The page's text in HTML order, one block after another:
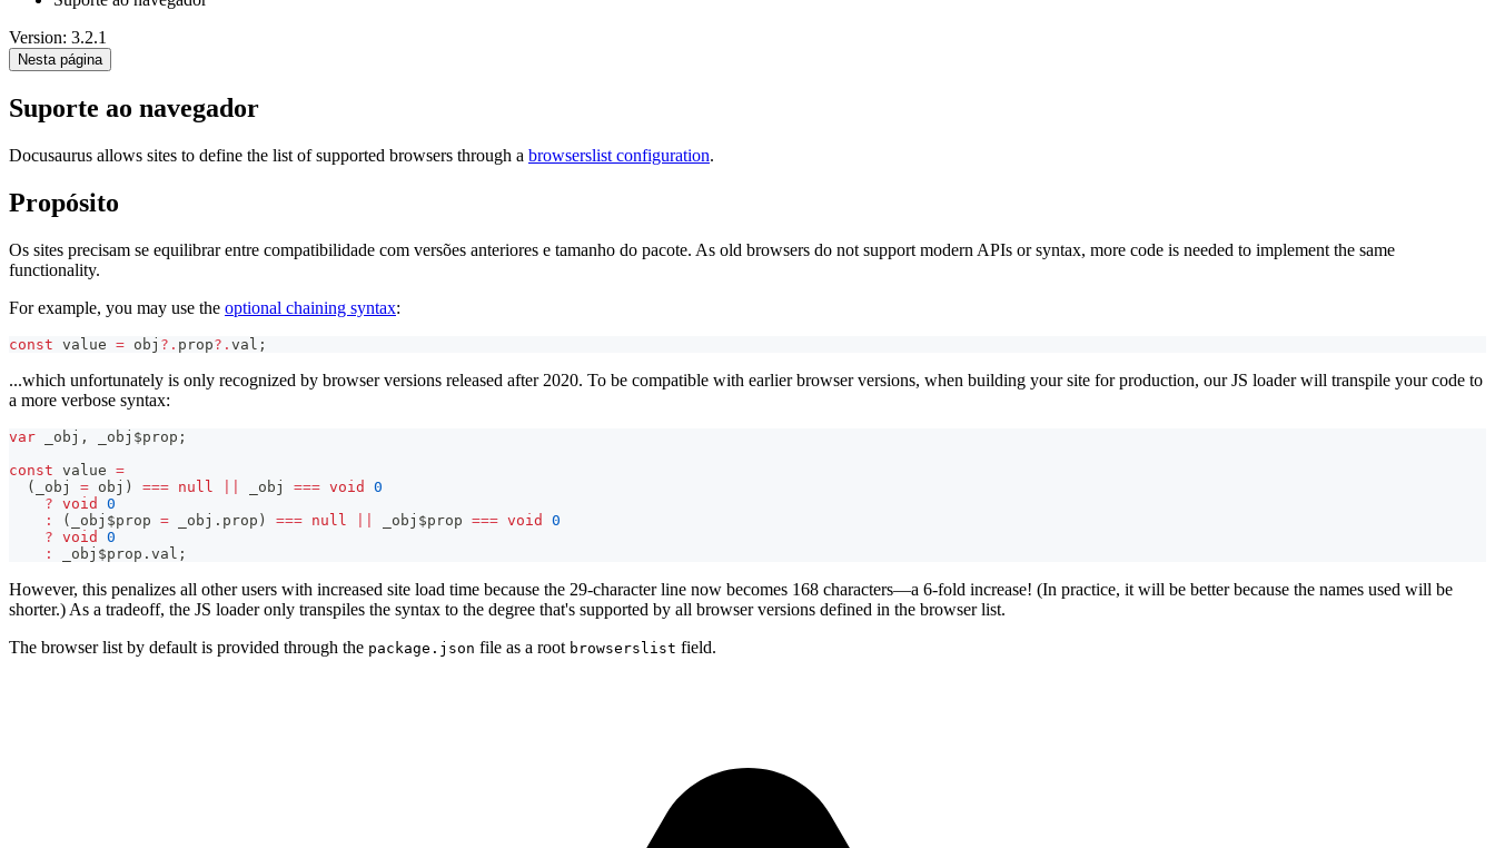
Version: 3.2.1
Nesta página
Suporte ao navegador
Docusaurus allows sites to define the list of supported browsers through a browserslist configuration.
Propósito
Os sites precisam se equilibrar entre compatibilidade com versões anteriores e tamanho do pacote. As old browsers do not support modern APIs or syntax, more code is needed to implement the same
functionality.
For example, you may use the optional chaining syntax:
const value = obj ?. prop?. val ;
...which unfortunately is only recognized by browser versions released after 2020. To be compatible with earlier browser versions, when building your site for production, our JS loader will transpile your code to
a more verbose syntax:
var _obj , _obj$prop ;
const value =
(
_obj = obj ) === null _obj === void
0
? void
0
:
( _obj$prop = _obj . prop ) === null _obj$prop === void
0
? void
0
:
_obj$prop . val ;
However, this penalizes all other users with increased site load time because the 29-character line now becomes 168 characters—a 6-fold increase! (In practice, it will be better because the names used will be
shorter.) As a tradeoff, the JS loader only transpiles the syntax to the degree that's supported by all browser versions defined in the browser list.
The browser list by default is provided through the package.json file as a root browserslist field.